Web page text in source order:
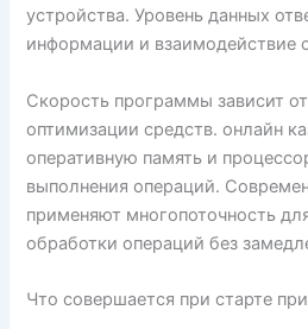
устройства. Уровень данных
информации и взаимодействие
Скорость программы зависит
оптимизации средств. онлайн
оперативную память и
выполнения операций.
применяют многопоточность
обработки операций без
Что совершается при старте